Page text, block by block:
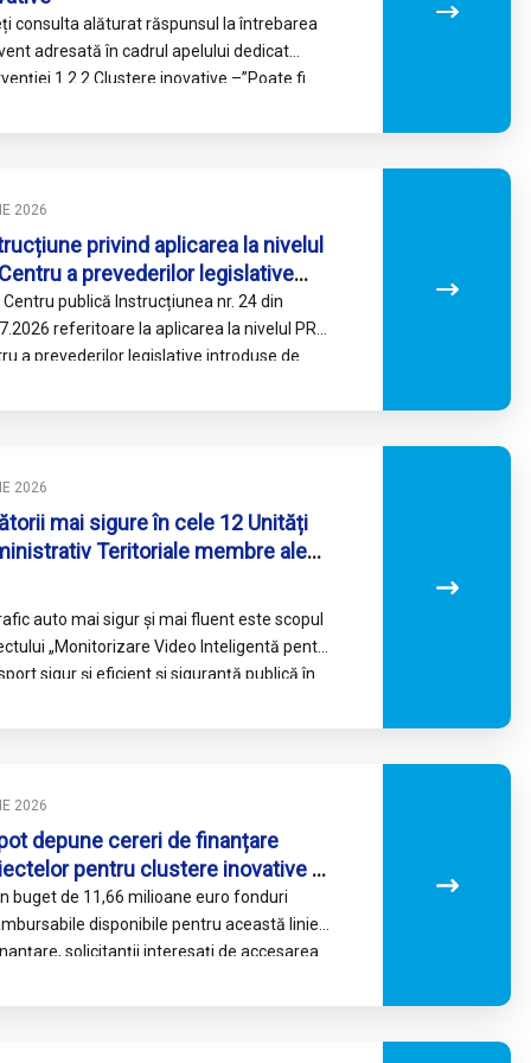
consulta alăturat răspunsul la întrebarea
adresată în cadrul apelului dedicat
1.2.2 Clustere inovative –”Poate fi
2026
privind aplicarea la nivelul
a prevederilor legislative
de OUG nr. 8/2026
la instituirea unor măsuri de
economică, creșterea
Centru publică Instrucțiunea nr. 24 din
referitoare la aplicarea la nivelul PR
a prevederilor legislative introduse de
2026
mai sigure în cele 12 Unități
Teritoriale membre ale
Alba Iulia – Transport Local
auto mai sigur și mai fluent este scopul
„Monitorizare Video Inteligentă pentru
sigur și eficient și siguranță publică în
2026
depune cereri de finanțare
pentru clustere inovative
Programul ”Regiunea Centru”
2027
buget de 11,66 milioane euro fonduri
disponibile pentru această linie
solicitanții interesați de accesarea